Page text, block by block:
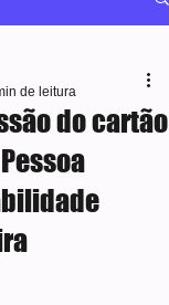
do cartão
de leitura
5 estrelas.